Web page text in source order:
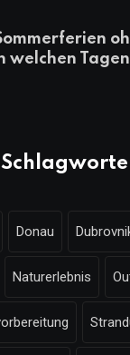
welchen Tagen
Schlagworte
Donau
Naturerlebnis